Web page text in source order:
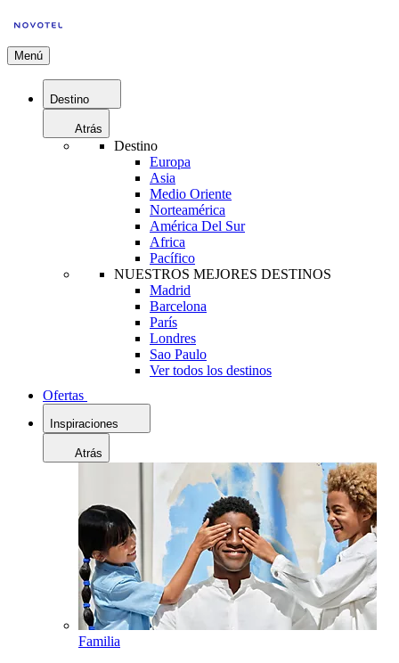
Menú
Destino
Atrás
Destino
Europa
Asia
Medio Oriente
Norteamérica
América Del Sur
Africa
Pacífico
NUESTROS MEJORES DESTINOS
Madrid
Barcelona
París
Londres
Sao Paulo
Ver todos los destinos
Ofertas
Inspiraciones
Atrás
Familia